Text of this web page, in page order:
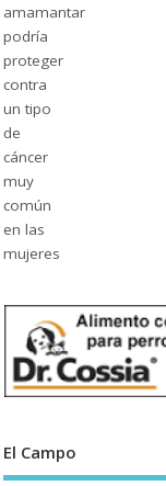
El Campo